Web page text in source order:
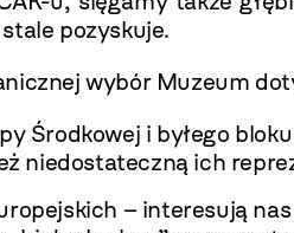
pozyskuje.
wybór Muzeum
Środkowej i byłego
niedostateczną ich
– interesują